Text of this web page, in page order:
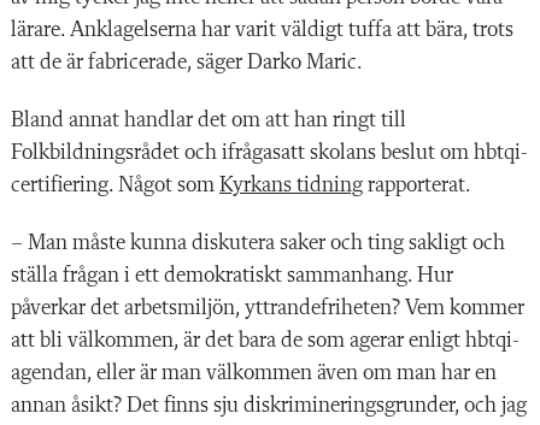
lärare. Anklagelserna har varit väldigt tuffa att bära, trots
att de är fabricerade, säger Darko Maric.
Bland annat handlar det om att han ringt till
Folkbildningsrådet och ifrågasatt skolans beslut om hbtqi-
certifiering. Något som Kyrkans tidning rapporterat.
– Man måste kunna diskutera saker och ting sakligt och
ställa frågan i ett demokratiskt sammanhang. Hur
påverkar det arbetsmiljön, yttrandefriheten? Vem kommer
att bli välkommen, är det bara de som agerar enligt hbtqi-
agendan, eller är man välkommen även om man har en
annan åsikt? Det finns sju diskrimineringsgrunder, och jag